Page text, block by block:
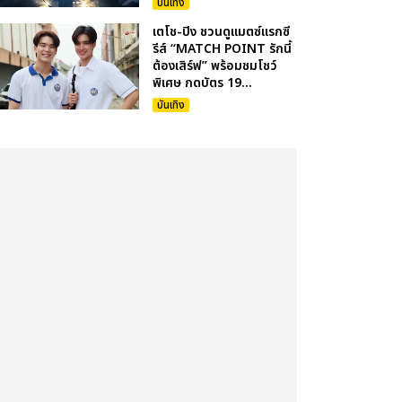
เตโช-ปิง ชวนดูแมตซ์แรกซี
รีส์ “MATCH POINT รักนี้
ต้องเสิร์ฟ” พร้อมชมโชว์
พิเศษ กดบัตร 19...
บันเทิง